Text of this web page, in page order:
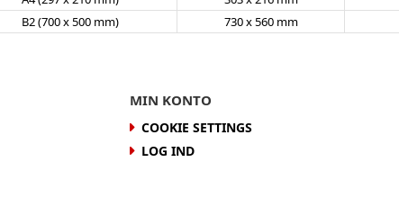
B2 (700 x 500 mm) 730 x 560 mm
MIN KONTO
COOKIE SETTINGS
LOG IND